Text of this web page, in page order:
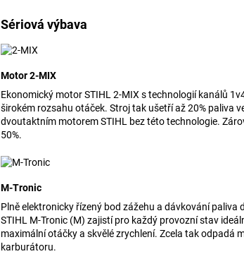
Sériová výbava
Motor 2-MIX
Ekonomický motor STIHL 2-MIX s technologií kanálů
širokém rozsahu otáček. Stroj tak ušetří až 20% paliva
dvoutaktním motorem STIHL bez této technologie.
50%.
M-Tronic
Plně elektronicky řízený bod zážehu a dávkování
STIHL M-Tronic (M) zajistí pro každý provozní stav
maximální otáčky a skvělé zrychlení. Zcela tak odpadá
karburátoru.